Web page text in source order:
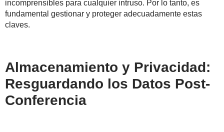
incomprensibles para cualquier intruso. Por lo tanto, es
fundamental gestionar y proteger adecuadamente estas
claves.
Almacenamiento y Privacidad:
Resguardando los Datos Post-
Conferencia